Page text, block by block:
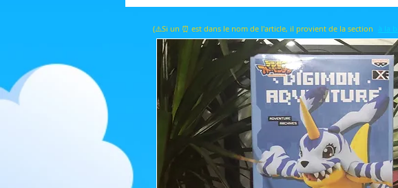
(⚠️Si un ⏰ est dans le nom de l'article, il provient
à la